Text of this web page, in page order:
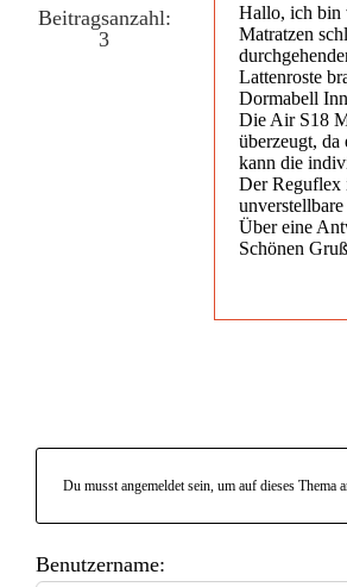
Beitragsanzahl:
3
Hallo, ich bin
Matratzen
Lattenroste
Dormabell
Die Air S18
überzeugt,
kann die
Der Reguflex
Über eine
Schönen
Du musst angemeldet sein, um auf dieses Thema
Benutzername: